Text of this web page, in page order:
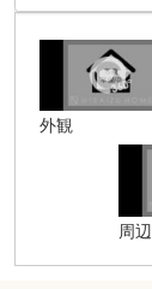
外観
周辺